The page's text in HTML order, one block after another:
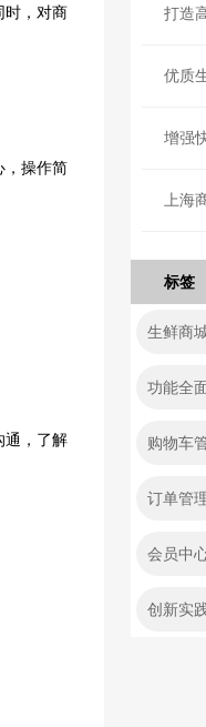
时，对商
，操作简
通，了解
打造
优质
增强
上海
标签
生鲜商
功能全
购物车
订单管
会员中
创新实